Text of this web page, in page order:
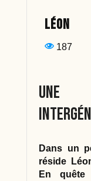
Léon
187
Dans un
réside
En